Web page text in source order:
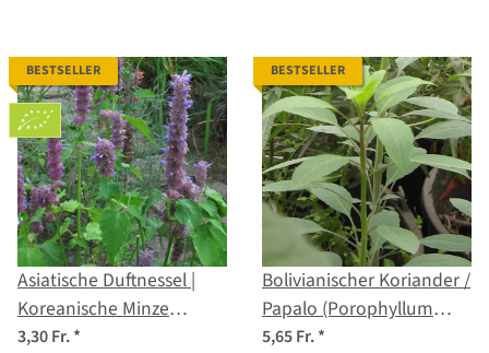
BESTSELLER
Asiatische Duftnessel |
Koreanische Minze
(Agastache rugosa) Bio-
3,30 Fr.*
BESTSELLER
Bolivianischer Koriander /
Papalo (Porophyllum
ruderale ssp.
5,65 Fr.*